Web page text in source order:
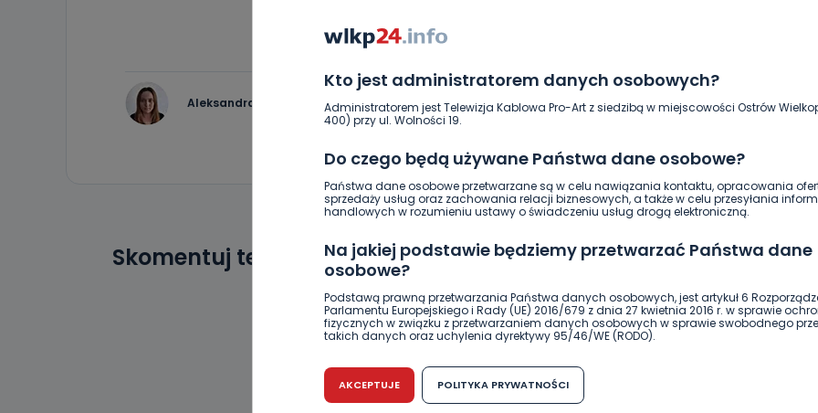
Kto jest administratorem danych osobowych?
Administratorem jest Telewizja Kablowa Pro-Art z siedzibą w miejscowości Ostrów
400) przy ul. Wolności 19.
Do czego będą używane Państwa dane osobowe?
Państwa dane osobowe przetwarzane są w celu nawiązania kontaktu, opracowania
sprzedaży usług oraz zachowania relacji biznesowych, a także w celu przesyłania
handlowych w rozumieniu ustawy o świadczeniu usług drogą elektroniczną.
Na jakiej podstawie będziemy przetwarzać Państwa dane
osobowe?
Podstawą prawną przetwarzania Państwa danych osobowych, jest artykuł 6
Parlamentu Europejskiego i Rady (UE) 2016/679 z dnia 27 kwietnia 2016 r. w sprawie
fizycznych w związku z przetwarzaniem danych osobowych w sprawie swobodnego
takich danych oraz uchylenia dyrektywy 95/46/WE (RODO).
Czy jest możliwość cofnięcia zgody?
Podanie danych osobowych jest dobrowolne, nie jest wymogiem ustawowym lub
AKCEPTUJE POLITYKA PRYWATNOŚCI
Aleksandra Barczak NAPISZ DO AUTORA
Skomentuj ten wpis jako pierwszy!